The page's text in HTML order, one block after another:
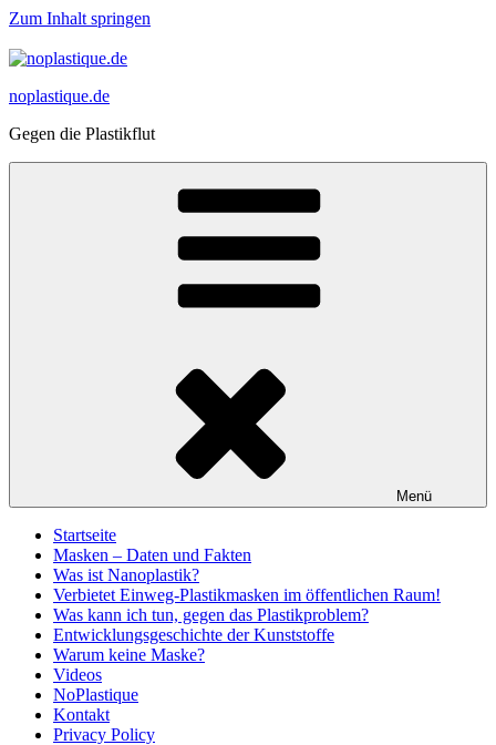
Zum Inhalt springen
noplastique.de
Gegen die Plastikflut
Menü
Startseite
Masken – Daten und Fakten
Was ist Nanoplastik?
Verbietet Einweg-Plastikmasken im öffentlichen Raum!
Was kann ich tun, gegen das Plastikproblem?
Entwicklungsgeschichte der Kunststoffe
Warum keine Maske?
Videos
NoPlastique
Kontakt
Privacy Policy